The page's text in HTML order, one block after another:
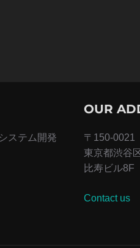
ステム開発
OUR
〒150-0021
東京都渋谷
比寿ビル8F
Contact us